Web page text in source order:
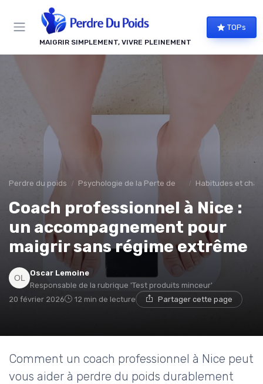
MAIGRIR SIMPLEMENT, VIVRE PLEINEMENT
TOPs
Perdre du poids Psychologie de la Perte de Poids Habitudes et
Coach professionnel à Nice :
un accompagnement pour
maigrir sans régime extrême
Oscar Lemoine
Responsable de la rubrique 'Test produits minceur'
20 février 2026
12 min de lecture Partager cette page
Comment un coach professionnel à Nice peut
vous aider à perdre du poids durablement
Panneau de gestion des cookies